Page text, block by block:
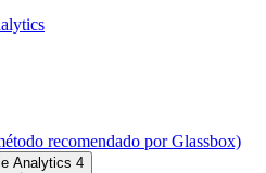
recomendado por Glassbox)
Analytics 4